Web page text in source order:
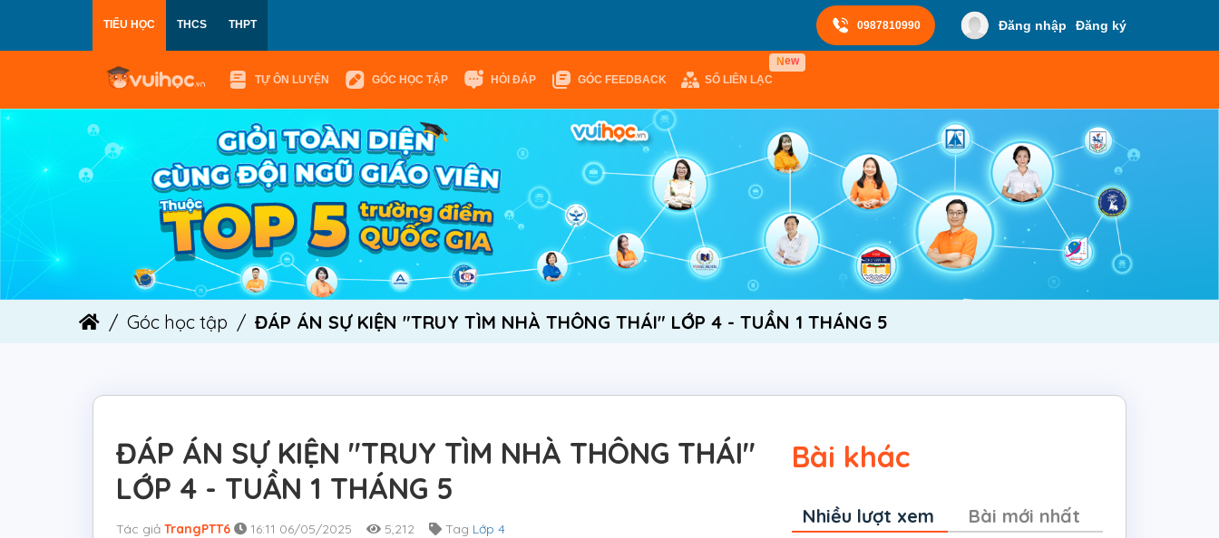
TIỂU HỌC THCS THPT 0987810990 Đăng nhập Đăng ký
TỰ ÔN LUYỆN GÓC HỌC TẬP HỎI ĐÁP GÓC FEEDBACK SỔ LIÊN LẠC
New
Góc học tập ĐÁP ÁN SỰ KIỆN "TRUY TÌM NHÀ THÔNG THÁI" LỚP 4 - TUẦN 1 THÁNG 5
ĐÁP ÁN SỰ KIỆN "TRUY TÌM NHÀ THÔNG THÁI"
LỚP 4 - TUẦN 1 THÁNG 5
Tác giả TrangPTT6 16:11 06/05/2025 5,212 Tag Lớp 4
Bài khác
Nhiều lượt xem Bài mới nhất